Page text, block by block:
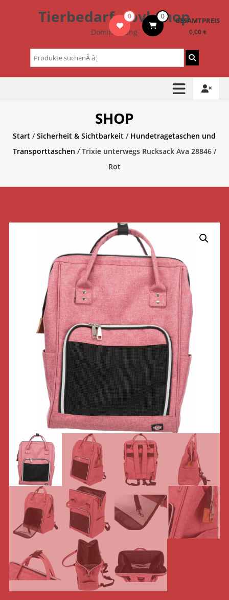
Tierbedarf – bvl-Shop
Dominik Lang
0 0 GESAMTPREIS
0,00 €
Suchen
nach:
SHOP
Start /Sicherheit & Sichtbarkeit / Hundetragetaschen und
Transporttaschen / Trixie unterwegs Rucksack Ava 28846 /
Rot